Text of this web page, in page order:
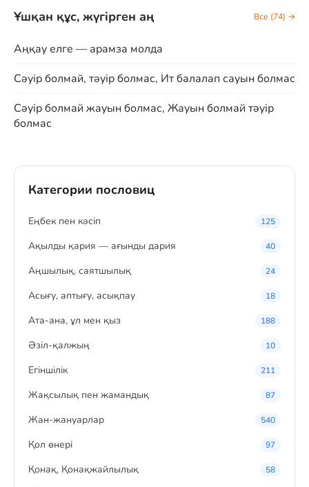
Ұшқан құс, жүгірген аң Все (74) →
Аңқау елге — арамза молда
Сәуір болмай, тәуір болмас, Ит балалап сауын болмас
Сәуір болмай жауын болмас, Жауын болмай тәуір
болмас
Категории пословиц
Eңбек пен кәсіп 125
Ақылды қария — ағынды дария 40
Аңшылық, саятшылық 24
Асығу, аптығу, асықпау 18
Ата-ана, ұл мен қыз 188
Әзіл-қалжың 10
Егіншілік 211
Жақсылық пен жамандық 87
Жан-жануарлар 540
Қол өнері 97
Қонақ, Қонақжайлылық 58